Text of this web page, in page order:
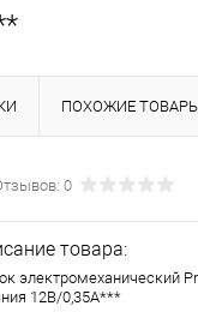
ПОХОЖИЕ
0
товара:
электромеханический
12В/0,35А***